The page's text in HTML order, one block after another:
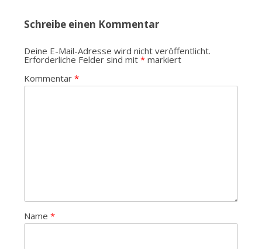
Schreibe einen Kommentar
Deine E-Mail-Adresse wird nicht veröffentlicht.
Erforderliche Felder sind mit *markiert
Kommentar *
Name *